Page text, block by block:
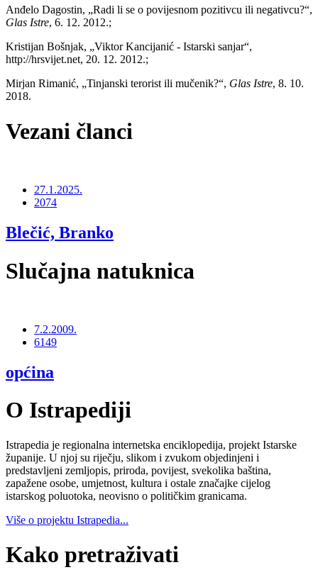
Anđelo Dagostin, „Radi li se o povijesnom pozitivcu ili negativcu?“,
Glas Istre, 6. 12. 2012.;
Kristijan Bošnjak, „Viktor Kancijanić - Istarski sanjar“,
http://hrsvijet.net, 20. 12. 2012.;
Mirjan Rimanić, „Tinjanski terorist ili mučenik?“, Glas Istre, 8. 10.
2018.
Vezani članci
27.1.2025.
2074
Blečić, Branko
Slučajna natuknica
7.2.2009.
6149
općina
O Istrapediji
Istrapedia je regionalna internetska enciklopedija, projekt Istarske
županije. U njoj su riječju, slikom i zvukom objedinjeni i
predstavljeni zemljopis, priroda, povijest, svekolika baština,
zapažene osobe, umjetnost, kultura i ostale značajke cijelog
istarskog poluotoka, neovisno o političkim granicama.
Više o projektu Istrapedia...
Kako pretraživati